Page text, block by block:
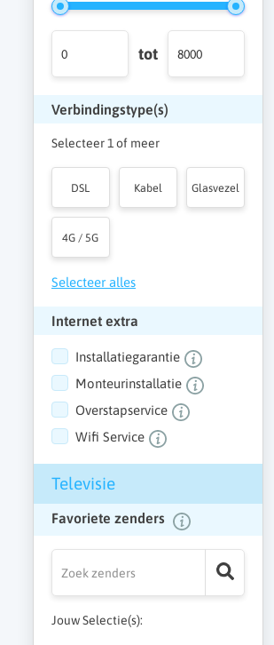
tot
Verbindingstype(s)
Selecteer 1 of meer
DSL Kabel Glasvezel
4G / 5G
Selecteer alles
Internet extra
Installatiegarantie
Monteurinstallatie
Overstapservice
Wifi Service
Televisie
Favoriete zenders
Jouw Selectie(s):